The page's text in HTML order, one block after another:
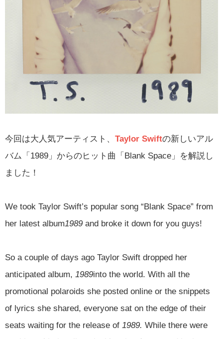
今回は大人気アーティスト、 Taylor Swiftの新しいアル
バム「1989」からのヒット曲「Blank Space」を解説し
ました！
We took Taylor Swift’s popular song “Blank Space” from
her latest album1989 and broke it down for you guys!
So a couple of days ago Taylor Swift dropped her
anticipated album, 1989into the world. With all the
promotional polaroids she posted online or the snippets
of lyrics she shared, everyone sat on the edge of their
seats waiting for the release of 1989. While there were